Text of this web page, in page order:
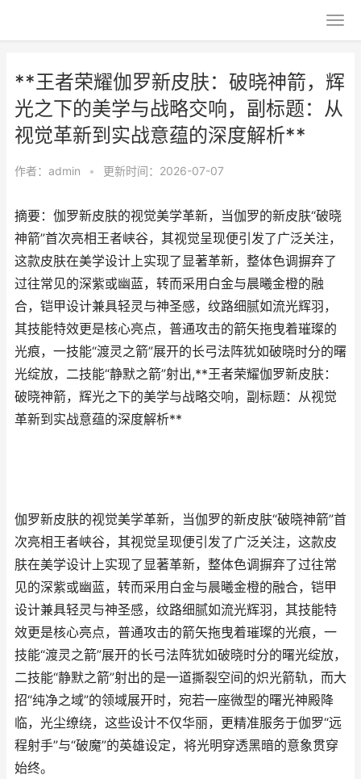
**王者荣耀伽罗新皮肤：破晓神箭，辉
光之下的美学与战略交响，副标题：从
视觉革新到实战意蕴的深度解析**
作者： admin • 更新时间：2026-07-07
摘要：伽罗新皮肤的视觉美学革新，当伽罗的新皮肤“破晓
神箭”首次亮相王者峡谷，其视觉呈现便引发了广泛关注，
这款皮肤在美学设计上实现了显著革新，整体色调摒弃了
过往常见的深紫或幽蓝，转而采用白金与晨曦金橙的融
合，铠甲设计兼具轻灵与神圣感，纹路细腻如流光辉羽，
其技能特效更是核心亮点，普通攻击的箭矢拖曳着璀璨的
光痕，一技能“渡灵之箭”展开的长弓法阵犹如破晓时分的曙
光绽放，二技能“静默之箭”射出,**王者荣耀伽罗新皮肤：
破晓神箭，辉光之下的美学与战略交响，副标题：从视觉
革新到实战意蕴的深度解析**
伽罗新皮肤的视觉美学革新，当伽罗的新皮肤“破晓神箭”首
次亮相王者峡谷，其视觉呈现便引发了广泛关注，这款皮
肤在美学设计上实现了显著革新，整体色调摒弃了过往常
见的深紫或幽蓝，转而采用白金与晨曦金橙的融合，铠甲
设计兼具轻灵与神圣感，纹路细腻如流光辉羽，其技能特
效更是核心亮点，普通攻击的箭矢拖曳着璀璨的光痕，一
技能“渡灵之箭”展开的长弓法阵犹如破晓时分的曙光绽放，
二技能“静默之箭”射出的是一道撕裂空间的炽光箭轨，而大
招“纯净之域”的领域展开时，宛若一座微型的曙光神殿降
临，光尘缭绕，这些设计不仅华丽，更精准服务于伽罗“远
程射手”与“破魔”的英雄设定，将光明穿透黑暗的意象贯穿
始终。